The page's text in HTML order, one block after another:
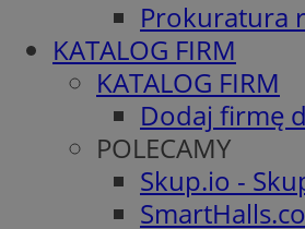
Prokuratura
KATALOG FIRM
KATALOG FIRM
Dodaj firmę
POLECAMY
Skup.io -